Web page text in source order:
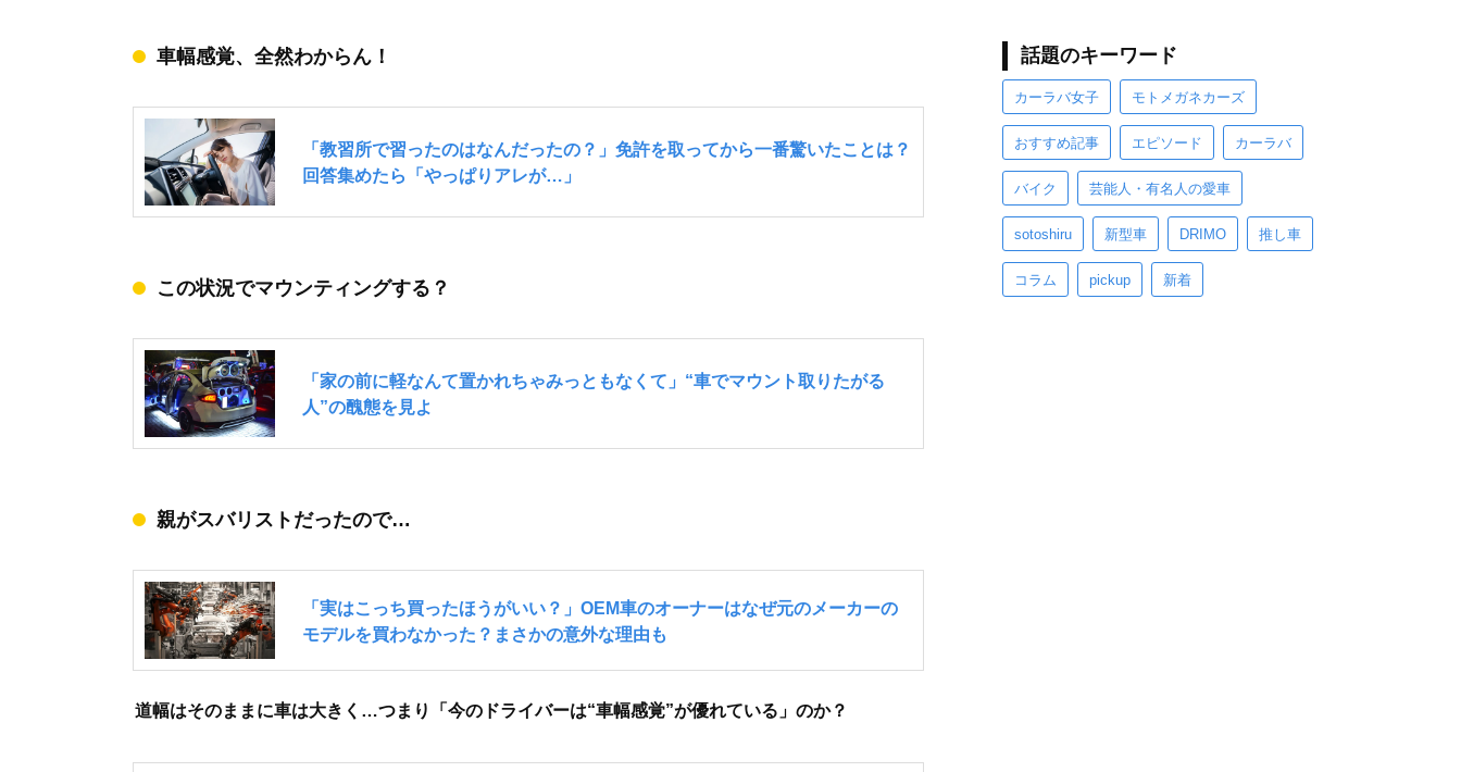
車幅感覚、全然わからん！
この状況でマウンティングする？
親がスバリストだったので…
道幅はそのままに車は大きく…つまり「今のドライバーは“車幅感覚”が優れている」のか？
話題のキーワード
カーラバ女子 モトメガネカーズ
おすすめ記事 エピソード カーラバ
バイク 芸能人・有名人の愛車
sotoshiru 新型車 DRIMO 推し車
コラム pickup 新着